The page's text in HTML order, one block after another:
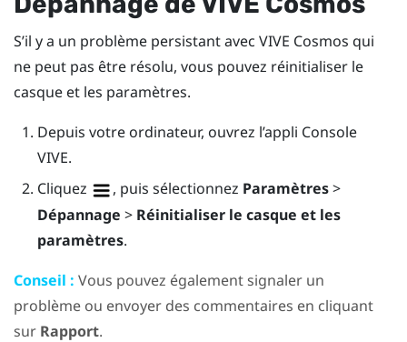
S’il y a un problème persistant avec VIVE Cosmos qui
ne peut pas être résolu, vous pouvez réinitialiser le
casque et les paramètres.
Depuis votre ordinateur, ouvrez l’appli Console
VIVE.
Cliquez
, puis sélectionnez Paramètres>
Dépannage > Réinitialiser le casque et les
paramètres.
Conseil : Vous pouvez également signaler un
problème ou envoyer des commentaires en cliquant
sur Rapport.